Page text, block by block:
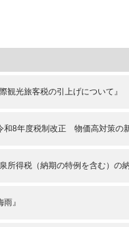
観光旅客税の引上げについて』
和8年度税制改正 物価高対策の新
所得税（納期の特例を含む）の
』